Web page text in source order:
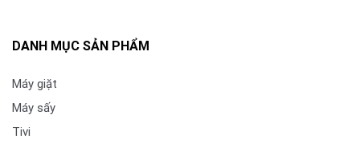
Tính năng StainMaster dễ dàng loại bỏ các vết bẩn
bám trên quần áo, chỉ với một nút nhấn. Bởi vậy, bạn
không cần phải giặt sơ quần áo trước khi giặt máy mà
DANH MỤC SẢN PHẨM
Máy giặt
Máy sấy
Tivi